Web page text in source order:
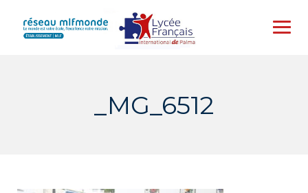
content
_MG_6512